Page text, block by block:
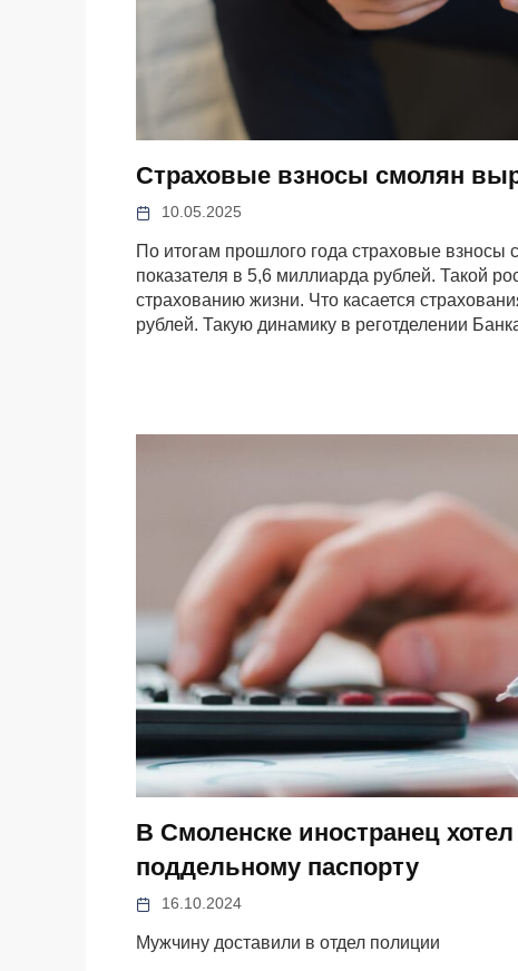
Страховые взносы смолян
10.05.2025
По итогам прошлого года страховые взносы
показателя в 5,6 миллиарда рублей. Такой
страхованию жизни. Что касается
рублей. Такую динамику в реготделении
В Смоленске иностранец
поддельному паспорту
16.10.2024
Мужчину доставили в отдел полиции